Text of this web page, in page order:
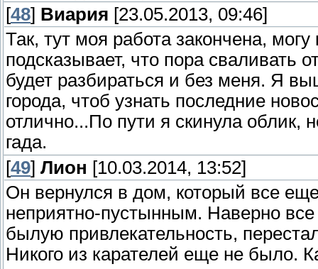
[48] Виария [23.05.2013, 09:46]
Так, тут моя работа закончена,
подсказывает, что пора
будет разбираться и без меня. Я
города, чтоб узнать последние
отлично...По пути я скинула облик,
гада.
[49] Лион [10.03.2014, 13:52]
Он вернулся в дом, который все
неприятно-пустынным. Наверно
былую привлекательность,
Никого из карателей еще не было.